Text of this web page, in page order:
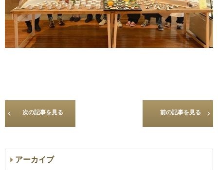
次の記事を見る 前の記事を見る
アーカイブ